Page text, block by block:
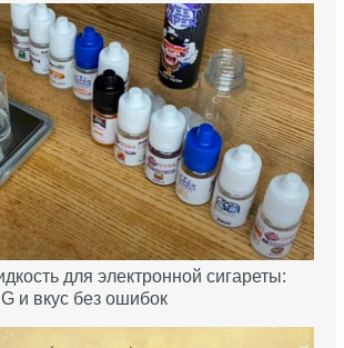
для электронной сигареты:
и вкус без ошибок